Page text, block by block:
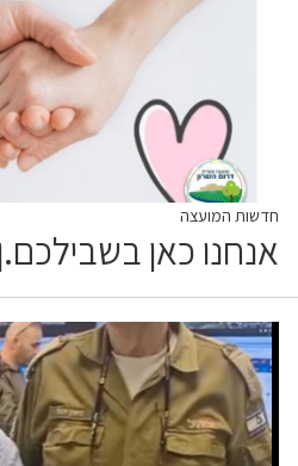
חדשות המועצה
אנחנו כאן בשבילכם.ן